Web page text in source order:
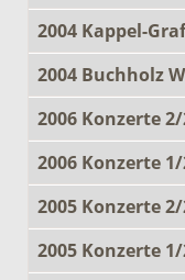
2004 Kappel-
2004 Buchholz
2006 Konzerte
2006 Konzerte
2005 Konzerte
2005 Konzerte